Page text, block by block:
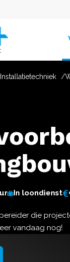
Installatietechniek
In loondienst
die
vandaag nog!